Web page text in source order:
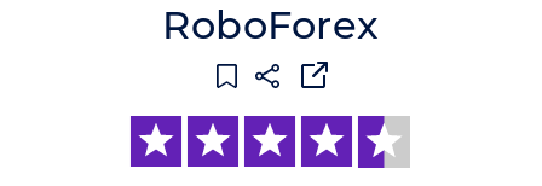
RoboForex